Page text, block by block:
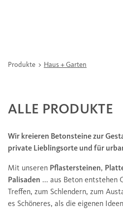
Produkte Haus + Garten
ALLE PRODUKTE
Wir kreieren Betonsteine zur
private Lieblingsorte und für
Mit unseren Pflastersteinen,
Palisaden ... aus Beton entstehen
Treffen, zum Schlendern, zum
es Schöneres, als die eigenen